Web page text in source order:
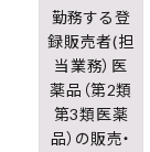
化粧品
雑貨
食品
勤務する登
録販売者(担
当業務）医
薬品（第2類
第3類医薬
品）の販売・